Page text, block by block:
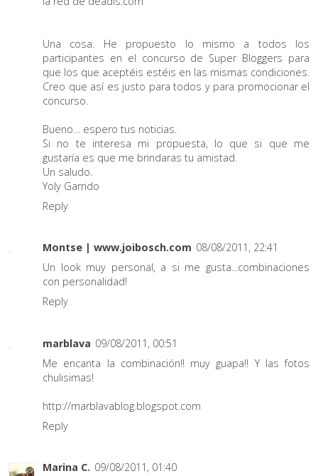
Una cosa. He propuesto lo mismo a todos los
participantes en el concurso de Super Bloggers para
que los que aceptéis estéis en las mismas condiciones.
Creo que así es justo para todos y para promocionar el
concurso.
Bueno… espero tus noticias.
Si no te interesa mi propuesta, lo que si que me
gustaría es que me brindaras tu amistad.
Un saludo.
Yoly Garrido
Reply
Montse | www.joibosch.com 08/08/2011, 22:41
Un look muy personal, a si me gusta...combinaciones
con personalidad!
Reply
marblava 09/08/2011, 00:51
Me encanta la combinación!! muy guapa!! Y las fotos
chulisimas!
http://marblavablog.blogspot.com
Reply
Marina C. 09/08/2011, 01:40